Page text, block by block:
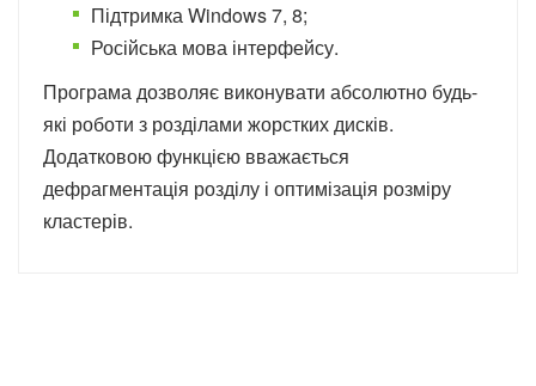
Підтримка Windows 7, 8;
Російська мова інтерфейсу.
Програма дозволяє виконувати абсолютно будь-
які роботи з розділами жорстких дисків.
Додатковою функцією вважається
дефрагментація розділу і оптимізація розміру
кластерів.